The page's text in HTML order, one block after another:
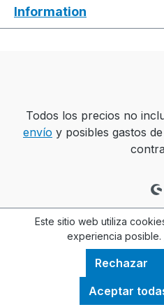
Information
Todos los precios no
envío y posibles gastos
Este sitio web utiliza
experiencia posible.
Rechazar
Aceptar